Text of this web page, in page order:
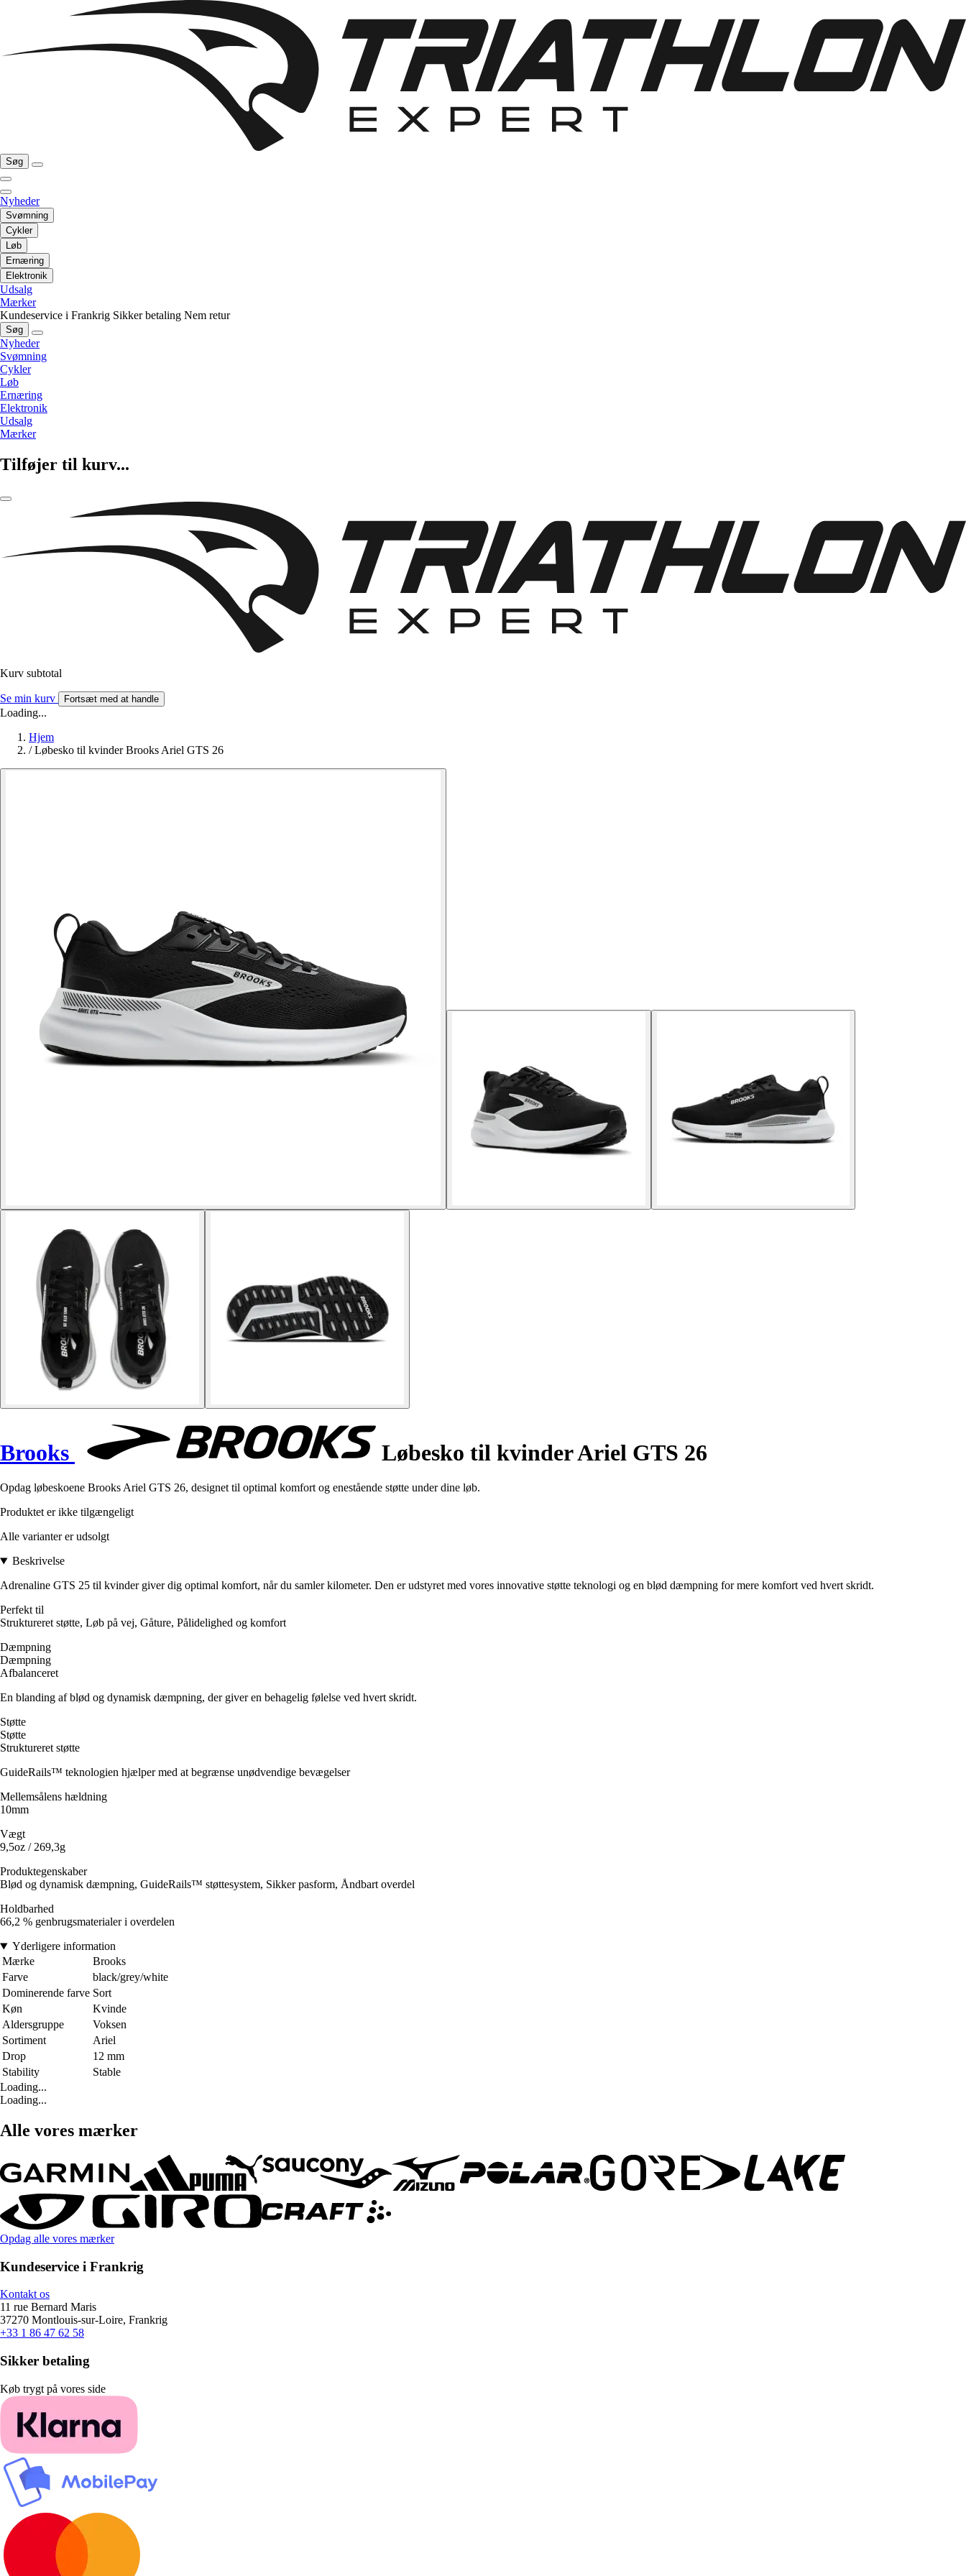
Søg
Nyheder
Svømning
Cykler
Løb
Ernæring
Elektronik
Udsalg
Mærker
Kundeservice i Frankrig Sikker betaling Nem retur
Søg
Nyheder
Svømning
Cykler
Løb
Ernæring
Elektronik
Udsalg
Mærker
Tilføjer til kurv...
Kurv subtotal
Se min kurv Fortsæt med at handle
Loading...
Hjem
/ Løbesko til kvinder Brooks Ariel GTS 26
Brooks Løbesko til kvinder Ariel GTS 26
Opdag løbeskoene Brooks Ariel GTS 26, designet til optimal komfort og enestående støtte under dine løb.
Produktet er ikke tilgængeligt
Alle varianter er udsolgt
Beskrivelse
Adrenaline GTS 25 til kvinder giver dig optimal komfort, når du samler kilometer. Den er udstyret med vores innovative støtte teknologi og en blød dæmpning for mere komfort ved hvert skridt.
Perfekt til
Struktureret støtte, Løb på vej, Gåture, Pålidelighed og komfort
Dæmpning
Dæmpning
Afbalanceret
En blanding af blød og dynamisk dæmpning, der giver en behagelig følelse ved hvert skridt.
Støtte
Støtte
Struktureret støtte
GuideRails™ teknologien hjælper med at begrænse unødvendige bevægelser
Mellemsålens hældning
10mm
Vægt
9,5oz / 269,3g
Produktegenskaber
Blød og dynamisk dæmpning, GuideRails™ støttesystem, Sikker pasform, Åndbart overdel
Holdbarhed
66,2 % genbrugsmaterialer i overdelen
Yderligere information
Mærke
Brooks
Farve
black/grey/white
Dominerende farve Sort
Køn
Kvinde
Aldersgruppe
Voksen
Sortiment
Ariel
Drop
12 mm
Stability
Stable
Loading...
Loading...
Alle vores mærker
Opdag alle vores mærker
Kundeservice i Frankrig
Kontakt os
11 rue Bernard Maris
37270 Montlouis-sur-Loire, Frankrig
+33 1 86 47 62 58
Sikker betaling
Køb trygt på vores side